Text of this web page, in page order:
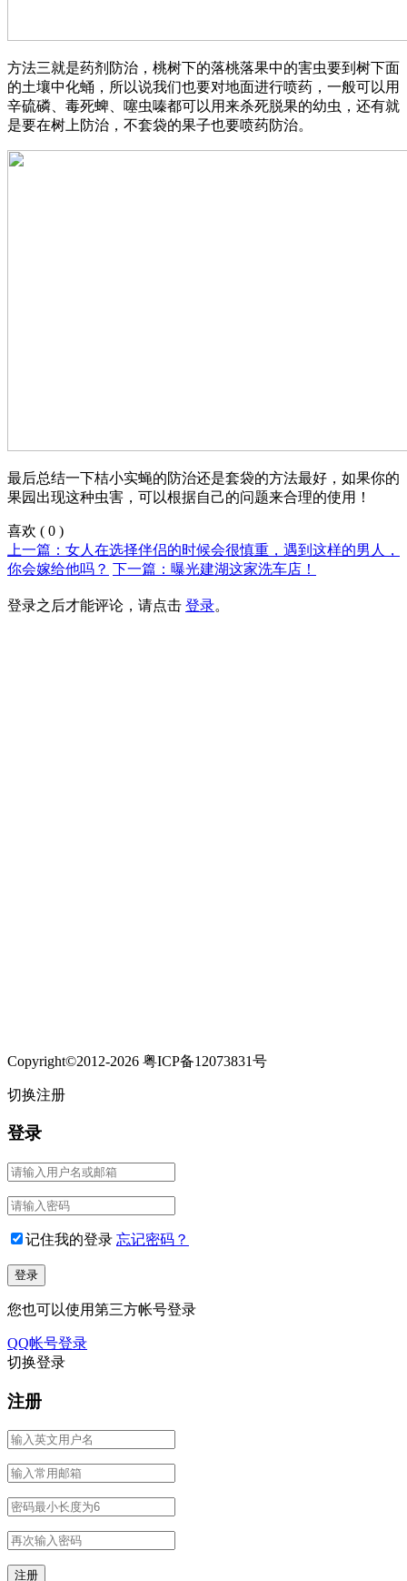
方法三就是药剂防治，桃树下的落桃落果中的害虫要到树下面
的土壤中化蛹，所以说我们也要对地面进行喷药，一般可以用
辛硫磷、毒死蜱、噻虫嗪都可以用来杀死脱果的幼虫，还有就
是要在树上防治，不套袋的果子也要喷药防治。
最后总结一下桔小实蝇的防治还是套袋的方法最好，如果你的
果园出现这种虫害，可以根据自己的问题来合理的使用！
喜欢 ( 0 )
上一篇：女人在选择伴侣的时候会很慎重，遇到这样的男人，
你会嫁给他吗？ 下一篇：曝光建湖这家洗车店！
登录之后才能评论，请点击 登录。
Copyright©2012-2026 粤ICP备12073831号
切换注册
登录
记住我的登录 忘记密码？
您也可以使用第三方帐号登录
QQ帐号登录
切换登录
注册